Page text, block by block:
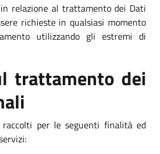
relazione al trattamento dei Dati
richieste in qualsiasi momento
utilizzando gli estremi di
trattamento dei
per le seguenti finalità ed